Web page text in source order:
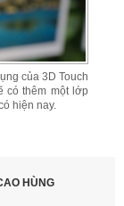
của 3D Touch
có thêm một lớp
hiện nay.
HÙNG